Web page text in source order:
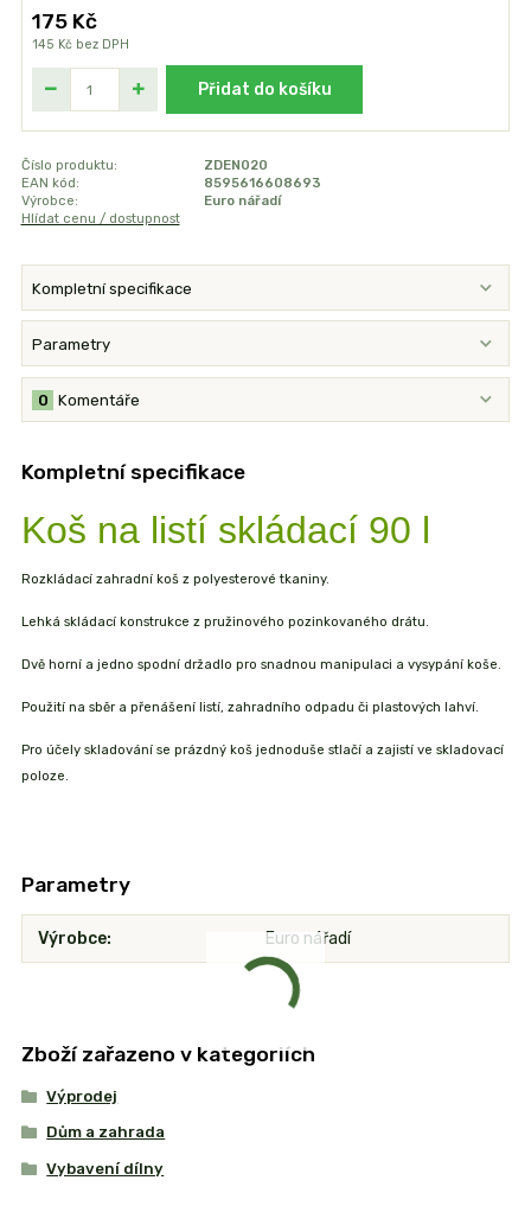
175 Kč
145 Kč bez DPH
Přidat do košíku
Číslo produktu:
ZDEN020
EAN kód:
8595616608693
Výrobce:
Euro nářadí
Hlídat cenu / dostupnost
Kompletní specifikace
Parametry
Komentáře
0
Kompletní specifikace
Koš na listí skládací 90 l
Rozkládací zahradní koš z polyesterové tkaniny.
Lehká skládací konstrukce z pružinového pozinkovaného drátu.
Dvě horní a jedno spodní držadlo pro snadnou manipulaci a vysypání koše.
Použití na sběr a přenášení listí, zahradního odpadu či plastových lahví.
Pro účely skladování se prázdný koš jednoduše stlačí a zajistí ve skladovací
poloze.
Parametry
Výrobce Euro nářadí
Zboží zařazeno v kategoriích
Výprodej
Dům a zahrada
Vybavení dílny